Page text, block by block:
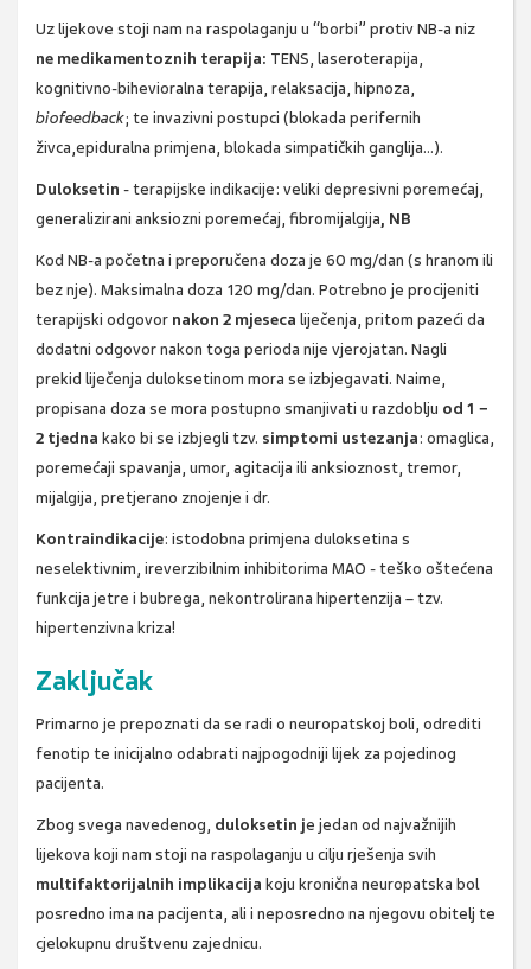
Uz lijekove stoji nam na raspolaganju u “borbi” protiv NB-a niz
ne medikamentoznih terapija: TENS, laseroterapija,
kognitivno-bihevioralna terapija, relaksacija, hipnoza,
biofeedback; te invazivni postupci (blokada perifernih
živca,epiduralna primjena, blokada simpatičkih ganglija…).
Duloksetin - terapijske indikacije: veliki depresivni poremećaj,
generalizirani anksiozni poremećaj, fibromijalgija, NB
Kod NB-a početna i preporučena doza je 60 mg/dan (s hranom ili
bez nje). Maksimalna doza 120 mg/dan. Potrebno je procijeniti
terapijski odgovor nakon 2 mjeseca liječenja, pritom pazeći da
dodatni odgovor nakon toga perioda nije vjerojatan. Nagli
prekid liječenja duloksetinom mora se izbjegavati. Naime,
propisana doza se mora postupno smanjivati u razdoblju od 1 −
2 tjedna kako bi se izbjegli tzv. simptomi ustezanja: omaglica,
poremećaji spavanja, umor, agitacija ili anksioznost, tremor,
mijalgija, pretjerano znojenje i dr.
Kontraindikacije: istodobna primjena duloksetina s
neselektivnim, ireverzibilnim inhibitorima MAO - teško oštećena
funkcija jetre i bubrega, nekontrolirana hipertenzija – tzv.
hipertenzivna kriza!
Zaključak
Primarno je prepoznati da se radi o neuropatskoj boli, odrediti
fenotip te inicijalno odabrati najpogodniji lijek za pojedinog
pacijenta.
Zbog svega navedenog, duloksetin je jedan od najvažnijih
lijekova koji nam stoji na raspolaganju u cilju rješenja svih
multifaktorijalnih implikacija koju kronična neuropatska bol
posredno ima na pacijenta, ali i neposredno na njegovu obitelj te
cjelokupnu društvenu zajednicu.